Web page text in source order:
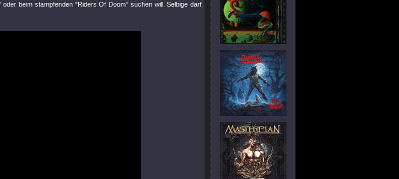
oder beim stampfenden "Riders Of Doom" suchen will. Selbige darf